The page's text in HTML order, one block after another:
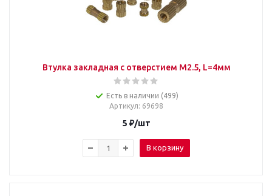
Втулка закладная с отверстием M2.5, L=4мм
Есть в наличии (499)
Артикул: 69698
5 ₽/шт
В корзину